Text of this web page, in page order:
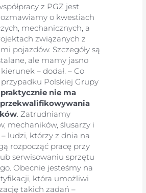
z PGZ jest
o kwestiach
mechanicznych, a
związanych z
pojazdów. Szczegóły są
ale mamy jasno
– dodał. – Co
Polskiej Grupy
praktycznie nie ma
. Zatrudniamy
mechaników, ślusarzy i
ludzi, którzy z dnia na
rozpocząć pracę przy
serwisowaniu sprzętu
Obecnie jesteśmy na
która umożliwi
takich zadań –